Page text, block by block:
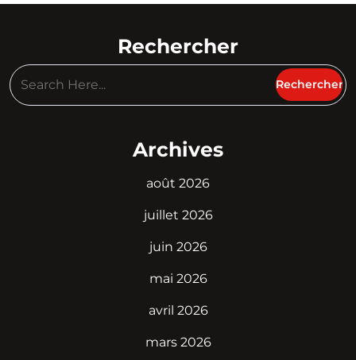
Rechercher
Archives
août 2026
juillet 2026
juin 2026
mai 2026
avril 2026
mars 2026